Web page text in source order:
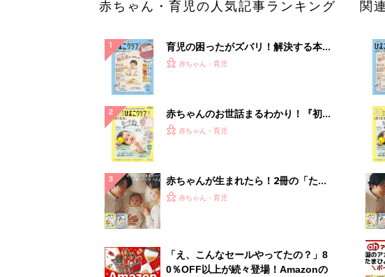
赤ちゃん・育児の人気記事ランキング
育児の困ったがズバリ！解決する本
『ひよこクラブ 秋号』 4カ月～2才
赤ちゃん・育児
赤ちゃんのお世話まるわかり！『初め
てのひよこクラブ 夏号』〈巻頭大特
赤ちゃん・育児
赤ちゃんが生まれたら！2冊の「たま
ひよ」
赤ちゃん・育児
「え、こんなセールやってたの？」8
0％OFF以上が続々登場！Amazonの
関